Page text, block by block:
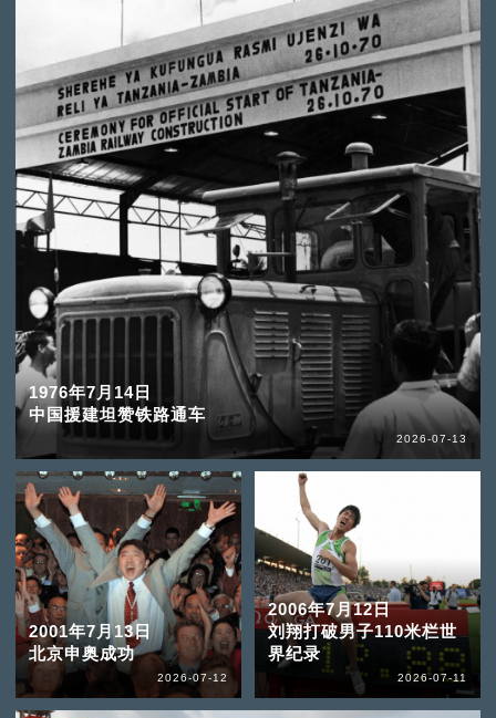
1976年7月14日
中国援建坦赞铁路通车
2026-07-13
2001年7月13日
北京申奥成功
2026-07-12
2006年7月12日
刘翔打破男子110米栏世
界纪录
2026-07-11